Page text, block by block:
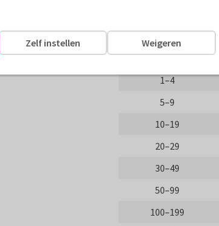
Aantal
Proefdruk
1–4
5–9
10–19
20–29
30–49
50–99
100–199
Weigeren
Zelf instellen